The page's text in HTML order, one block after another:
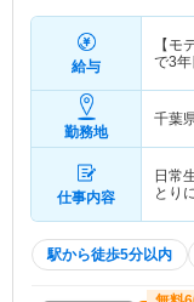
給与
【モ
で3年
勤務地
千葉
仕事内容
日常
とり
駅から徒歩5分以内